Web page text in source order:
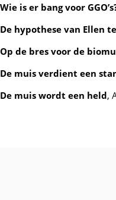
Wie is er bang voor
De hypothese van Ellen
Op de bres voor de
De muis verdient een
De muis wordt een held,